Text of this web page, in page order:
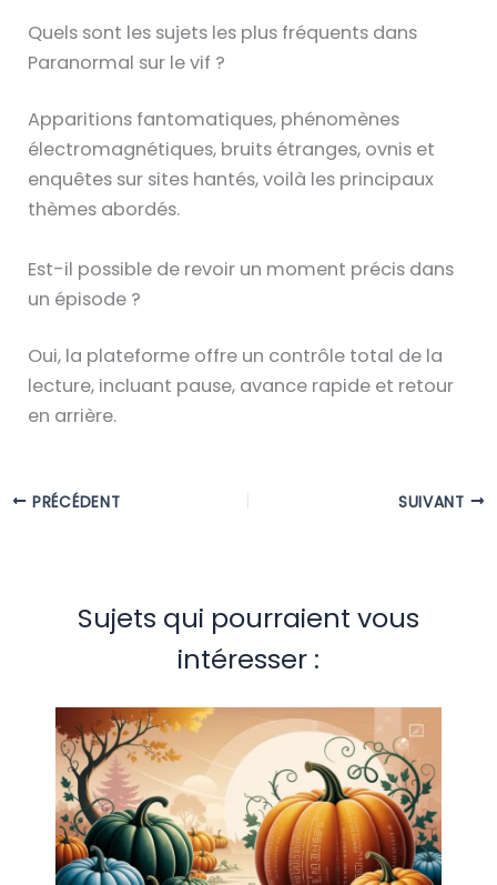
Quels sont les sujets les plus fréquents dans
Paranormal sur le vif ?
Apparitions fantomatiques, phénomènes
électromagnétiques, bruits étranges, ovnis et
enquêtes sur sites hantés, voilà les principaux
thèmes abordés.
Est-il possible de revoir un moment précis dans
un épisode ?
Oui, la plateforme offre un contrôle total de la
lecture, incluant pause, avance rapide et retour
en arrière.
PRÉCÉDENT SUIVANT
Sujets qui pourraient vous
intéresser :